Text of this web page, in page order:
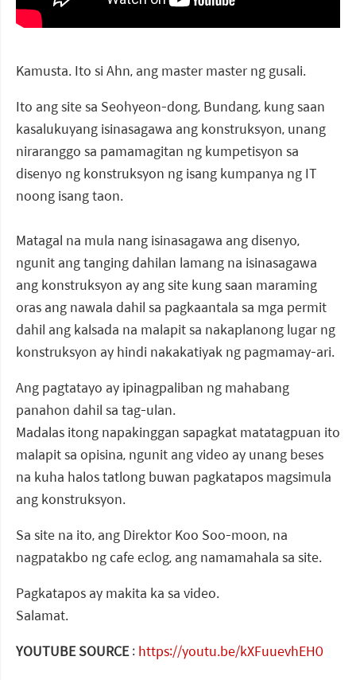
Kamusta. Ito si Ahn, ang master master ng gusali.
Ito ang site sa Seohyeon-dong, Bundang, kung saan
kasalukuyang isinasagawa ang konstruksyon, unang
niraranggo sa pamamagitan ng kumpetisyon sa
disenyo ng konstruksyon ng isang kumpanya ng IT
noong isang taon.
Matagal na mula nang isinasagawa ang disenyo,
ngunit ang tanging dahilan lamang na isinasagawa
ang konstruksyon ay ang site kung saan maraming
oras ang nawala dahil sa pagkaantala sa mga permit
dahil ang kalsada na malapit sa nakaplanong lugar ng
konstruksyon ay hindi nakakatiyak ng pagmamay-ari.
Ang pagtatayo ay ipinagpaliban ng mahabang
panahon dahil sa tag-ulan.
Madalas itong napakinggan sapagkat matatagpuan ito
malapit sa opisina, ngunit ang video ay unang beses
na kuha halos tatlong buwan pagkatapos magsimula
ang konstruksyon.
Sa site na ito, ang Direktor Koo Soo-moon, na
nagpatakbo ng cafe eclog, ang namamahala sa site.
Pagkatapos ay makita ka sa video.
Salamat.
YOUTUBE SOURCE: https://youtu.be/kXFuuevhEH0